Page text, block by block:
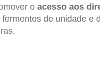
o acesso aos
de unidade e